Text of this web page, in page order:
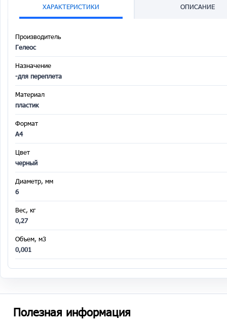
ХАРАКТЕРИСТИКИ ОПИСАНИЕ
Производитель
Гелеос
Назначение
-для переплета
Материал
пластик
Формат
A4
Цвет
черный
Диаметр, мм
6
Вес, кг
0,27
Объем, м3
0,001
Полезная информация